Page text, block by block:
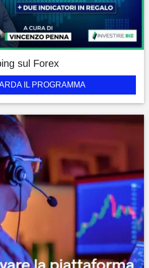
sul Forex
IL PROGRAMMA